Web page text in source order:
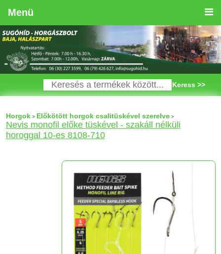
Menü
Keress >>
Horgok> Előkötött horgok csalitüskével szerelve>
Nevis monofil előke tüskével - szakáll nélküli
horoggal 10-es 8108-710